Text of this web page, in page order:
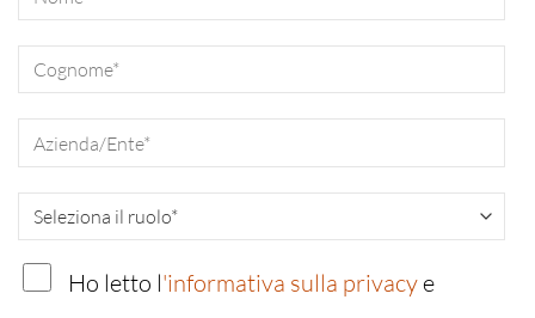
Ho letto l'informativa sulla privacye